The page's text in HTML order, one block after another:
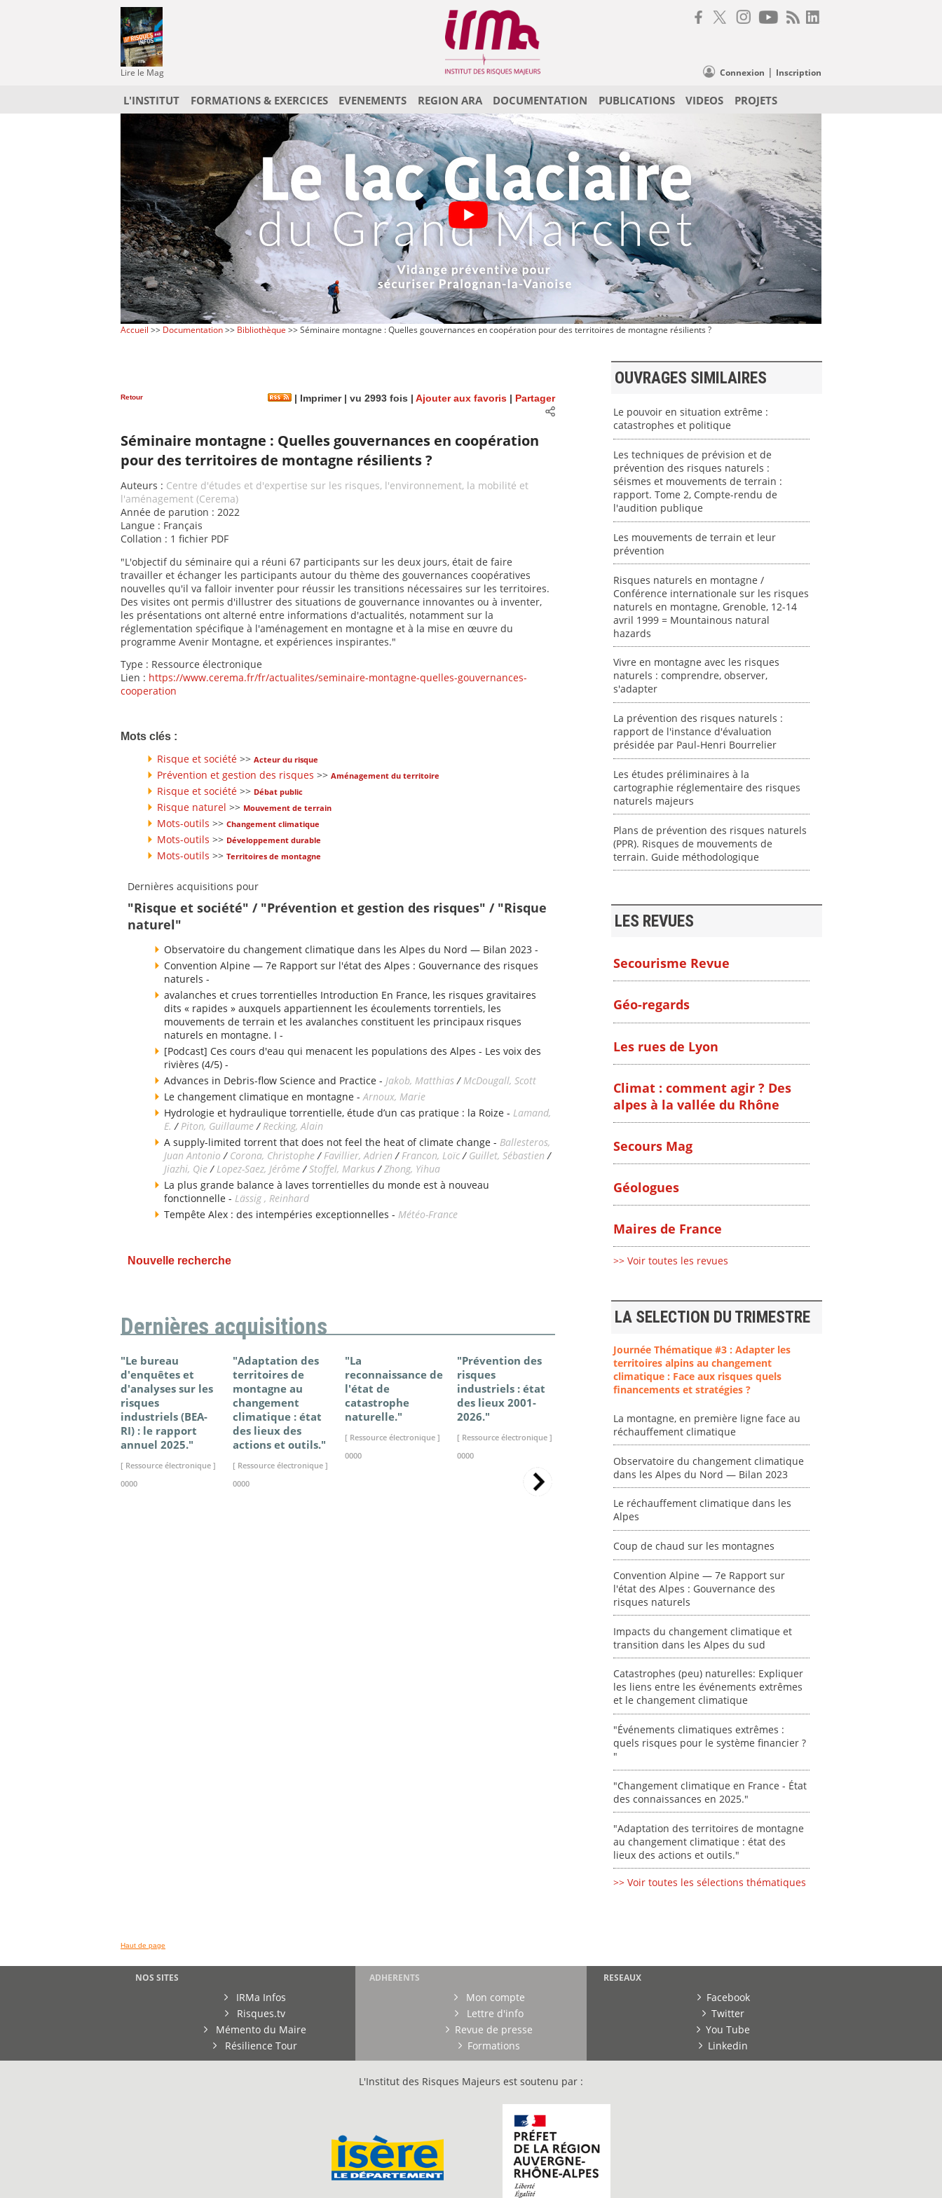
Lire le Mag Connexion | Inscription
L'INSTITUT FORMATIONS & EXERCICES EVENEMENTS REGION ARA DOCUMENTATION PUBLICATIONS VIDEOS PROJETS
Accueil >> Documentation>> Bibliothèque >> Séminaire montagne : Quelles gouvernances en coopération pour des territoires de montagne résilients ?
Retour Imprimer| vu 2993 fois | Ajouter aux favoris Partager
Séminaire montagne : Quelles gouvernances en coopération
pour des territoires de montagne résilients ?
Auteurs : Centre d'études et d'expertise sur les risques, l'environnement, la mobilité et
l'aménagement (Cerema)
Année de parution : 2022
Langue : Français
Collation : 1 fichier PDF
"L'objectif du séminaire qui a réuni 67 participants sur les deux jours, était de faire
travailler et échanger les participants autour du thème des gouvernances coopératives
nouvelles qu'il va falloir inventer pour réussir les transitions nécessaires sur les territoires.
Des visites ont permis d'illustrer des situations de gouvernance innovantes ou à inventer,
les présentations ont alterné entre informations d'actualités, notamment sur la
réglementation spécifique à l'aménagement en montagne et à la mise en œuvre du
programme Avenir Montagne, et expériences inspirantes."
Type : Ressource électronique
Lien : https://www.cerema.fr/fr/actualites/seminaire-montagne-quelles-gouvernances-
cooperation
Mots clés :
Risque et société >> Acteur du risque
Prévention et gestion des risques >> Aménagement du territoire
Risque et société >> Débat public
Risque naturel >> Mouvement de terrain
Mots-outils >> Changement climatique
Mots-outils >> Développement durable
Mots-outils >> Territoires de montagne
Dernières acquisitions pour
"Risque et société" / "Prévention et gestion des risques" / "Risque
naturel"
Observatoire du changement climatique dans les Alpes du Nord — Bilan 2023 -
Convention Alpine — 7e Rapport sur l'état des Alpes : Gouvernance des risques
naturels -
avalanches et crues torrentielles Introduction En France, les risques gravitaires
dits « rapides » auxquels appartiennent les écoulements torrentiels, les
mouvements de terrain et les avalanches constituent les principaux risques
naturels en montagne. I -
[Podcast] Ces cours d'eau qui menacent les populations des Alpes - Les voix des
rivières (4/5) -
Advances in Debris-flow Science and Practice - Jakob, Matthias / McDougall, Scott
Le changement climatique en montagne - Arnoux, Marie
Hydrologie et hydraulique torrentielle, étude d’un cas pratique : la Roize - Lamand,
E. / Piton, Guillaume / Recking, Alain
A supply-limited torrent that does not feel the heat of climate change - Ballesteros,
Juan Antonio / Corona, Christophe / Favillier, Adrien / Francon, Loïc / Guillet, Sébastien /
Jiazhi, Qie / Lopez-Saez, Jérôme /Stoffel, Markus /Zhong, Yihua
La plus grande balance à laves torrentielles du monde est à nouveau
fonctionnelle - Lässig , Reinhard
Tempête Alex : des intempéries exceptionnelles - Météo-France
Nouvelle recherche
Dernières acquisitions
"Le bureau
d'enquêtes et
d'analyses sur les
risques
industriels (BEA-
RI) : le rapport
annuel 2025."
[ Ressource électronique ]
0000
"Adaptation des
territoires de
montagne au
changement
climatique : état
des lieux des
actions et outils."
[ Ressource électronique ]
0000
"La
reconnaissance de
l'état de
catastrophe
naturelle."
[ Ressource électronique ]
0000
"Prévention des
risques
industriels : état
des lieux 2001-
2026."
[ Ressource électronique ]
0000
"Changement
climatique en
France - État des
[ Ressource électronique ]
"Plan ministériel
de gestion des
vagues de
[ Ressource électronique ]
système financier
OUVRAGES SIMILAIRES
Le pouvoir en situation extrême :
catastrophes et politique
Les techniques de prévision et de
prévention des risques naturels :
séismes et mouvements de terrain :
rapport. Tome 2, Compte-rendu de
l'audition publique
Les mouvements de terrain et leur
prévention
Risques naturels en montagne /
Conférence internationale sur les risques
naturels en montagne, Grenoble, 12-14
avril 1999 = Mountainous natural
hazards
Vivre en montagne avec les risques
naturels : comprendre, observer,
s'adapter
La prévention des risques naturels :
rapport de l'instance d'évaluation
présidée par Paul-Henri Bourrelier
Les études préliminaires à la
cartographie réglementaire des risques
naturels majeurs
Plans de prévention des risques naturels
(PPR). Risques de mouvements de
terrain. Guide méthodologique
LES REVUES
Secourisme Revue
Géo-regards
Les rues de Lyon
Climat : comment agir ? Des
alpes à la vallée du Rhône
Secours Mag
Géologues
Maires de France
>> Voir toutes les revues
LA SELECTION DU TRIMESTRE
Journée Thématique #3 : Adapter les
territoires alpins au changement
climatique : Face aux risques quels
financements et stratégies ?
La montagne, en première ligne face au
réchauffement climatique
Observatoire du changement climatique
dans les Alpes du Nord — Bilan 2023
Le réchauffement climatique dans les
Alpes
Coup de chaud sur les montagnes
Convention Alpine — 7e Rapport sur
l'état des Alpes : Gouvernance des
risques naturels
Impacts du changement climatique et
transition dans les Alpes du sud
Catastrophes (peu) naturelles: Expliquer
les liens entre les événements extrêmes
et le changement climatique
"Événements climatiques extrêmes :
quels risques pour le système financier ?
"
"Changement climatique en France - État
des connaissances en 2025."
"Adaptation des territoires de montagne
au changement climatique : état des
lieux des actions et outils."
>> Voir toutes les sélections thématiques
Haut de page
NOS SITES
IRMa Infos
Risques.tv
Mémento du Maire
Résilience Tour
ADHERENTS
Mon compte
Lettre d'info
Revue de presse
Formations
RESEAUX
Facebook
Twitter
You Tube
Linkedin
L'Institut des Risques Majeurs est soutenu par :